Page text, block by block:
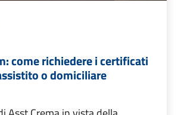
come richiedere i certificati
o domiciliare